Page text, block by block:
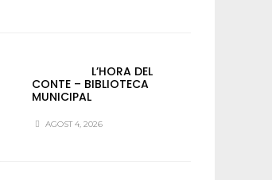
L’HORA DEL
CONTE – BIBLIOTECA
MUNICIPAL
AGOST 4, 2026